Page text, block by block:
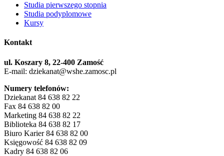
Studia pierwszego stopnia
Studia podyplomowe
Kursy
Kontakt
ul. Koszary 8, 22-400 Zamość
E-mail: dziekanat@wshe.zamosc.pl
Numery telefonów:
Dziekanat 84 638 82 22
Fax 84 638 82 00
Marketing 84 638 82 22
Biblioteka 84 638 82 17
Biuro Karier 84 638 82 00
Księgowość 84 638 82 09
Kadry 84 638 82 06